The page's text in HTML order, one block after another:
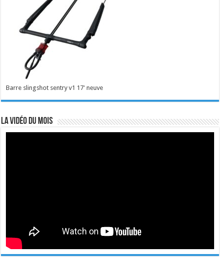
Barre slingshot sentry v1 17' neuve
La vidéo du mois